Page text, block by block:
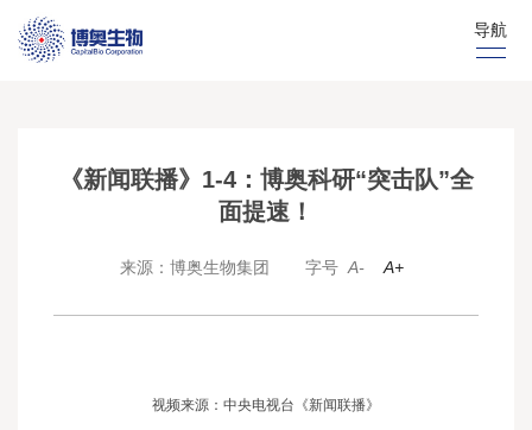
导航
《新闻联播》1-4：博奥科研“突击队”全
面提速！
来源：博奥生物集团 字号 A- A+
视频来源：中央电视台《新闻联播》